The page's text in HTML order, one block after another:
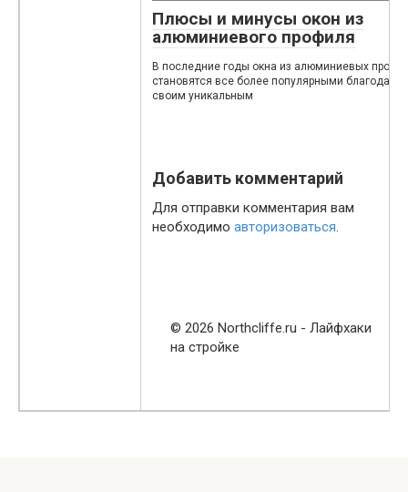
Плюсы и минусы окон из
алюминиевого профиля
В последние годы окна из алюминиевых
становятся все более популярными благодаря
своим уникальным
Добавить комментарий
Для отправки комментария вам
необходимо авторизоваться.
© 2026 Northcliffe.ru - Лайфхаки
на стройке